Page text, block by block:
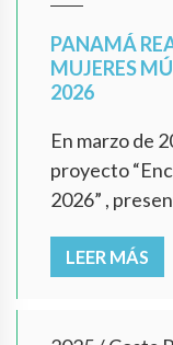
PANAMÁ
MUJERES
2026
En marzo de
proyecto
2026” ,
LEER MÁS